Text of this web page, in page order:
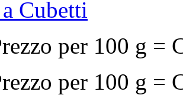
Cubetti
per 100 g =
per 100 g =